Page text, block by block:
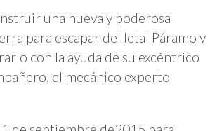
una nueva y poderosa
para escapar del letal Páramo y
con la ayuda de su excéntrico
el mecánico experto